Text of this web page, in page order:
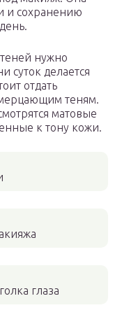
и сохранению
нужно
суток делается
отдать
теням.
матовые
к тону кожи.
глаза